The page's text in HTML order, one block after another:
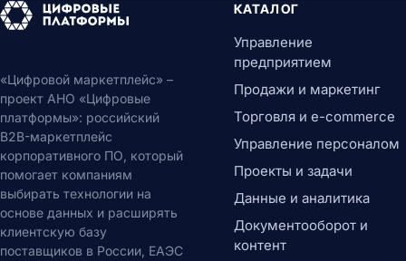
«Цифровой маркетплейс» –
проект АНО «Цифровые
платформы»: российский
B2B-маркетплейс
корпоративного ПО, который
помогает компаниям
выбирать технологии на
основе данных и расширять
клиентскую базу
поставщиков в России, ЕАЭС
КАТАЛОГ
Управление
предприятием
Продажи и маркетинг
Торговля и e-commerce
Управление персоналом
Проекты и задачи
Данные и аналитика
Документооборот и
контент